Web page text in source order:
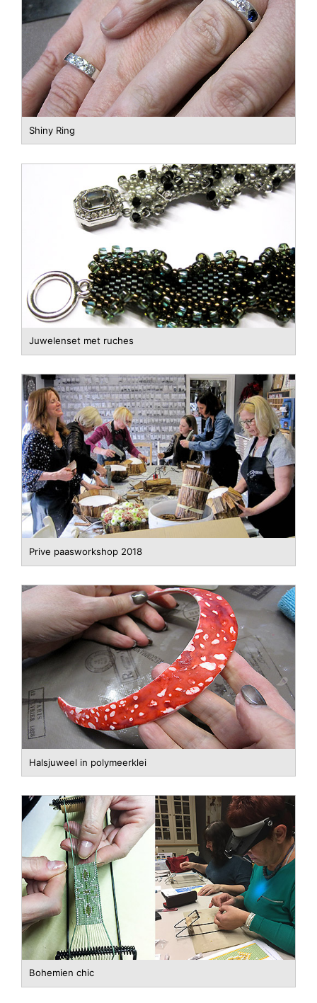
Shiny Ring
Juwelenset met ruches
Prive paasworkshop 2018
Halsjuweel in polymeerklei
Bohemien chic